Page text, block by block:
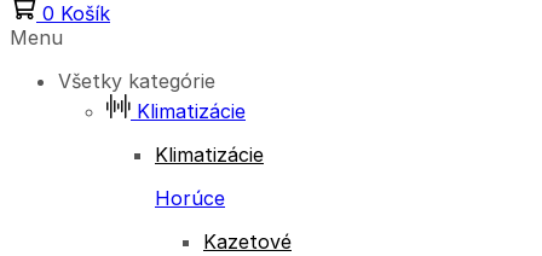
0 Košík
Menu
Všetky kategórie
Klimatizácie
Klimatizácie
Horúce
Kazetové